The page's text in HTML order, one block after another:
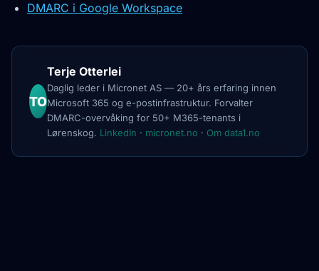
DMARC i Google Workspace
TO
Terje Otterlei
Daglig leder i Micronet AS — 20+ års erfaring innen
Microsoft 365 og e-postinfrastruktur. Forvalter
DMARC-overvåking for 50+ M365-tenants i
Lørenskog. LinkedIn · micronet.no · Om data1.no